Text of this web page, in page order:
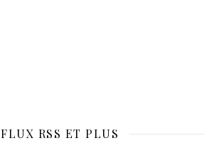
FLUX RSS ET PLUS